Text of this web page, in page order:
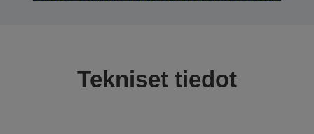
Tekniset tiedot